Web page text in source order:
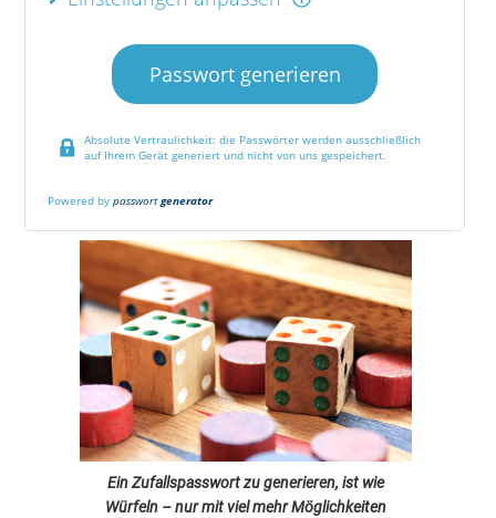
Ein Zufallspasswort zu generieren, ist wie
Würfeln – nur mit viel mehr Möglichkeiten